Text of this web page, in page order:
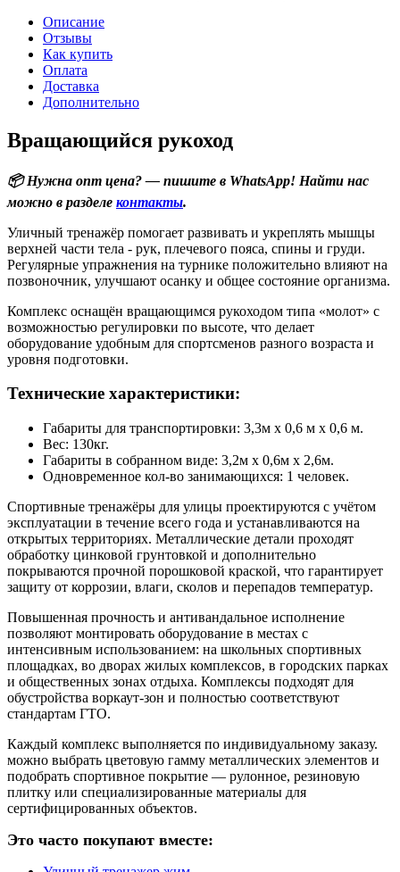
Описание
Отзывы
Как купить
Оплата
Доставка
Дополнительно
Вращающийся рукоход
📦 Нужна опт цена? — пишите в WhatsApp! Найти нас
можно в разделе контакты.
Уличный тренажёр помогает развивать и укреплять мышцы
верхней части тела - рук, плечевого пояса, спины и груди.
Регулярные упражнения на турнике положительно влияют на
позвоночник, улучшают осанку и общее состояние организма.
Комплекс оснащён вращающимся рукоходом типа «молот» с
возможностью регулировки по высоте, что делает
оборудование удобным для спортсменов разного возраста и
уровня подготовки.
Технические характеристики:
Габариты для транспортировки: 3,3м х 0,6 м х 0,6 м.
Вес: 130кг.
Габариты в собранном виде: 3,2м х 0,6м х 2,6м.
Одновременное кол-во занимающихся: 1 человек.
Спортивные тренажёры для улицы проектируются с учётом
эксплуатации в течение всего года и устанавливаются на
открытых территориях. Металлические детали проходят
обработку цинковой грунтовкой и дополнительно
покрываются прочной порошковой краской, что гарантирует
защиту от коррозии, влаги, сколов и перепадов температур.
Повышенная прочность и антивандальное исполнение
позволяют монтировать оборудование в местах с
интенсивным использованием: на школьных спортивных
площадках, во дворах жилых комплексов, в городских парках
и общественных зонах отдыха. Комплексы подходят для
обустройства воркаут-зон и полностью соответствуют
стандартам ГТО.
Каждый комплекс выполняется по индивидуальному заказу.
можно выбрать цветовую гамму металлических элементов и
подобрать спортивное покрытие — рулонное, резиновую
плитку или специализированные материалы для
сертифицированных объектов.
Это часто покупают вместе: